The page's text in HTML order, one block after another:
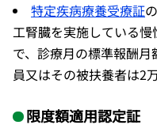
特定疾病療養受療証
工腎臓を実施している
で、診療月の標準報酬
員又はその被扶養者は2
限度額適用認定証